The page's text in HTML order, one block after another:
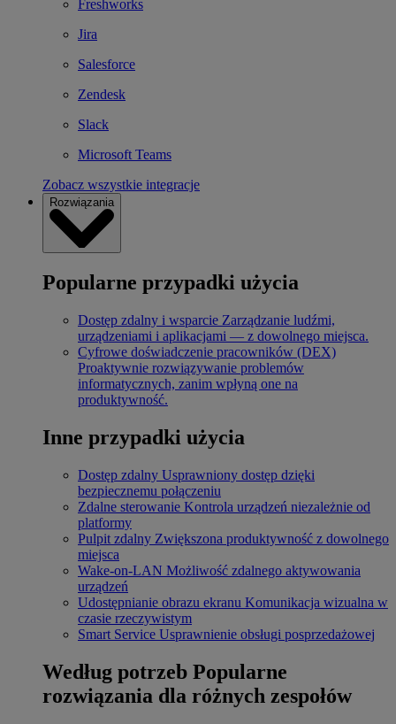
Freshworks
Jira
Salesforce
Zendesk
Slack
Microsoft Teams
Zobacz wszystkie integracje
Rozwiązania
Popularne przypadki użycia
Dostęp zdalny i wsparcie Zarządzanie ludźmi,
urządzeniami i aplikacjami — z dowolnego miejsca.
Cyfrowe doświadczenie pracowników (DEX)
Proaktywnie rozwiązywanie problemów
informatycznych, zanim wpłyną one na
produktywność.
Inne przypadki użycia
Dostęp zdalny Usprawniony dostęp dzięki
bezpiecznemu połączeniu
Zdalne sterowanie Kontrola urządzeń niezależnie od
platformy
Pulpit zdalny Zwiększona produktywność z dowolnego
miejsca
Wake-on-LAN Możliwość zdalnego aktywowania
urządzeń
Udostępnianie obrazu ekranu Komunikacja wizualna w
czasie rzeczywistym
Smart Service Usprawnienie obsługi posprzedażowej
Według potrzeb Popularne
rozwiązania dla różnych zespołów